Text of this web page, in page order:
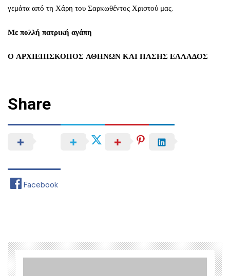
γεμάτα από τη Χάρη του Σαρκωθέντος Χριστού μας.
Με πολλή πατρική αγάπη
Ο ΑΡΧΙΕΠΙΣΚΟΠΟΣ ΑΘΗΝΩΝ ΚΑΙ ΠΑΣΗΣ ΕΛΛΑΔΟΣ
Share
Facebook